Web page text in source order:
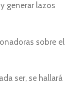
generar lazos
sobre el
ser, se hallará